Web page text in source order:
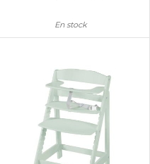
En stock